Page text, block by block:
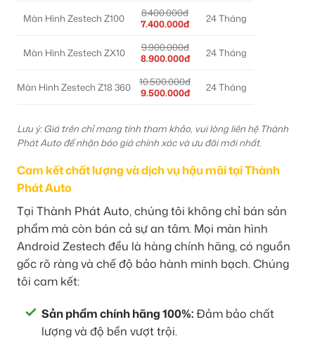
Màn Hình Zestech Z100
8.400.000đ
7.400.000đ
24 Tháng
Màn Hình Zestech ZX10
9.900.000đ
8.900.000đ
24 Tháng
Màn Hình Zestech Z18 360
10.500.000đ
9.500.000đ
24 Tháng
Lưu ý: Giá trên chỉ mang tính tham khảo, vui lòng liên hệ Thành
Phát Auto để nhận báo giá chính xác và ưu đãi mới nhất.
Cam kết chất lượng và dịch vụ hậu mãi tại Thành
Phát Auto
Tại Thành Phát Auto, chúng tôi không chỉ bán sản
phẩm mà còn bán cả sự an tâm. Mọi màn hình
Android Zestech đều là hàng chính hãng, có nguồn
gốc rõ ràng và chế độ bảo hành minh bạch. Chúng
tôi cam kết:
Sản phẩm chính hãng 100%:Đảm bảo chất
lượng và độ bền vượt trội.